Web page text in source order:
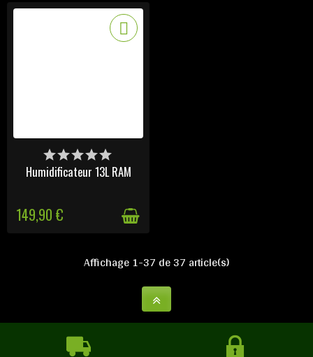
DERNIERS ARTICLES EN
STOCK
Humidificateur 13L RAM
149,90 €
Affichage 1-37 de 37 article(s)